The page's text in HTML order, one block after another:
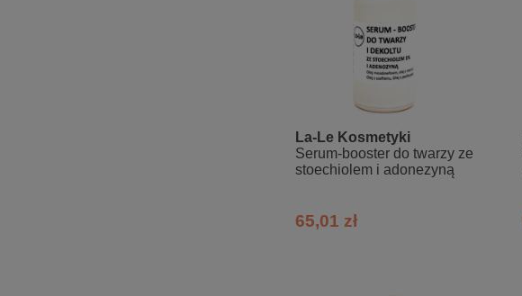
La-Le Kosmetyki
Serum-booster do twarzy ze
stoechiolem i adonezyną
65,01 zł